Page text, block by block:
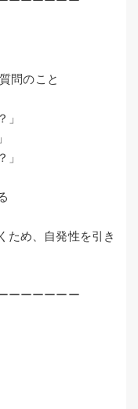
問のこと
」
ため、自発性を引き
ーーーーーー